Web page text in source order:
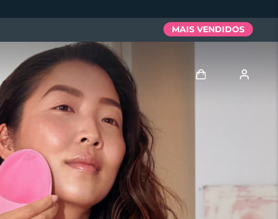
MAIS VENDIDOS
Meus pedidos